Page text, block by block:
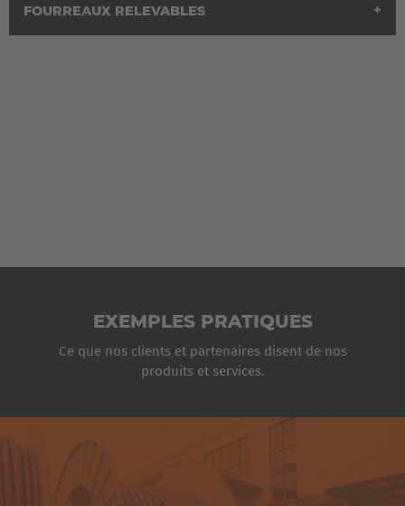
Nederlands
Österreich
Türkiye
TRANSPORTEUR DE BOBINES HUBTEX
DU CHÂSSIS
FOURREAUX RELEVABLES
EXEMPLES PRATIQUES
Ce que nos clients et partenaires disent de nos
produits et services.